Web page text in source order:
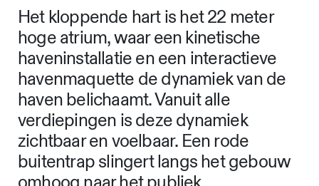
Het kloppende hart is het 22 meter
hoge atrium, waar een kinetische
haveninstallatie en een interactieve
havenmaquette de dynamiek van de
haven belichaamt. Vanuit alle
verdiepingen is deze dynamiek
zichtbaar en voelbaar. Een rode
buitentrap slingert langs het gebouw